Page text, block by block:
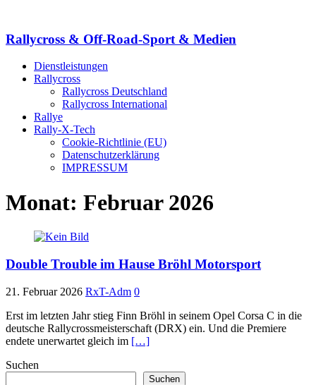
Rallycross & Off-Road-Sport & Medien
Dienstleistungen
Rallycross
Rallycross Deutschland
Rallycross International
Rallye
Rally-X-Tech
Cookie-Richtlinie (EU)
Datenschutzerklärung
IMPRESSUM
Monat: Februar 2026
Double Trouble im Hause Bröhl Motorsport
21. Februar 2026 RxT-Adm 0
Erst im letzten Jahr stieg Finn Bröhl in seinem Opel Corsa C in die
deutsche Rallycrossmeisterschaft (DRX) ein. Und die Premiere
endete unerwartet gleich im […]
Suchen
Suchen